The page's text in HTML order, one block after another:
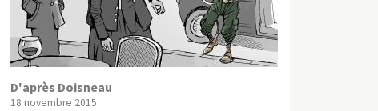
D'après Doisneau
18 novembre 2015